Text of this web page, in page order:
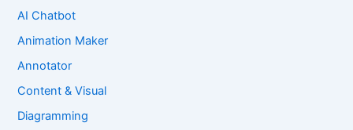
AI Chatbot
Animation Maker
Annotator
Content & Visual
Diagramming